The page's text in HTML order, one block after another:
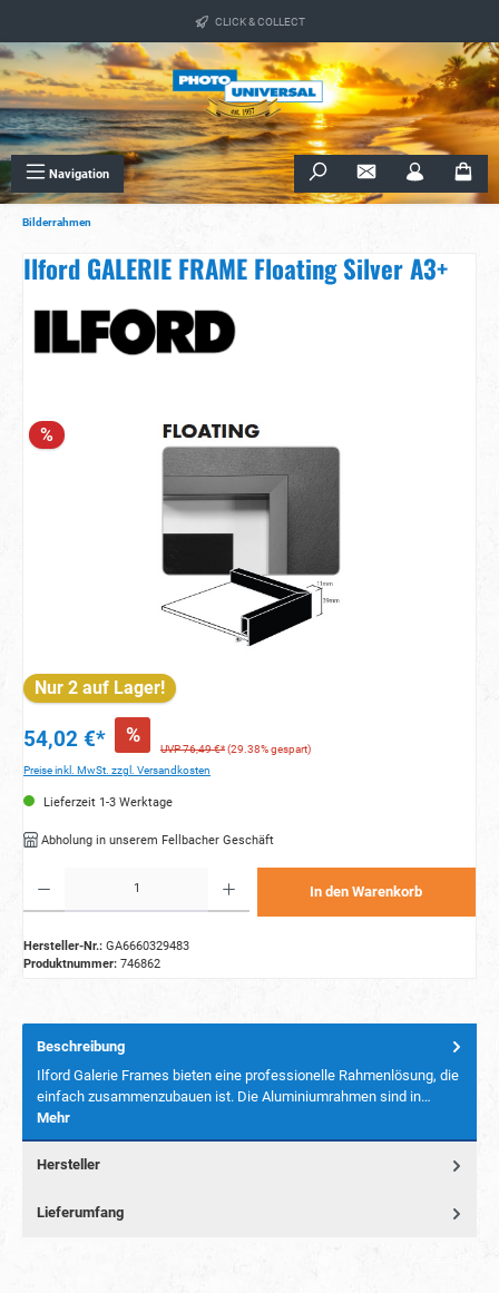
CLICK & COLLECT
Navigation
Bilderrahmen
Ilford GALERIE FRAME Floating Silver A3+
%
Nur 2 auf Lager!
54,02 €* %
UVP 76,49 €*(29.38% gespart)
Preise inkl. MwSt. zzgl. Versandkosten
Lieferzeit 1-3 Werktage
Abholung in unserem Fellbacher Geschäft
In den Warenkorb
Hersteller-Nr.: GA6660329483
Produktnummer: 746862
Beschreibung
Ilford Galerie Frames bieten eine professionelle Rahmenlösung, die
einfach zusammenzubauen ist. Die Aluminiumrahmen sind in…
Mehr
Hersteller
Lieferumfang